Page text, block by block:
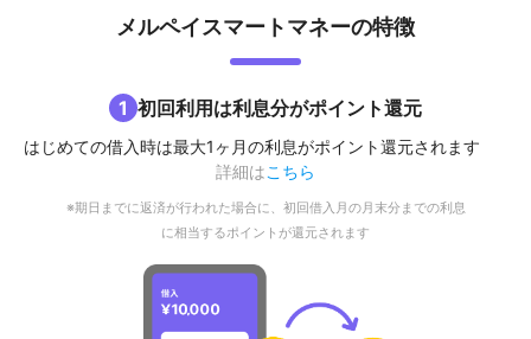
メルペイスマートマネーの特徴
1 初回利用は利息分がポイント還元
はじめての借入時は最大1ヶ月の利息がポイント還元されます
詳細はこちら
※期日までに返済が行われた場合に、初回借入月の月末分までの利息
に相当するポイントが還元されます